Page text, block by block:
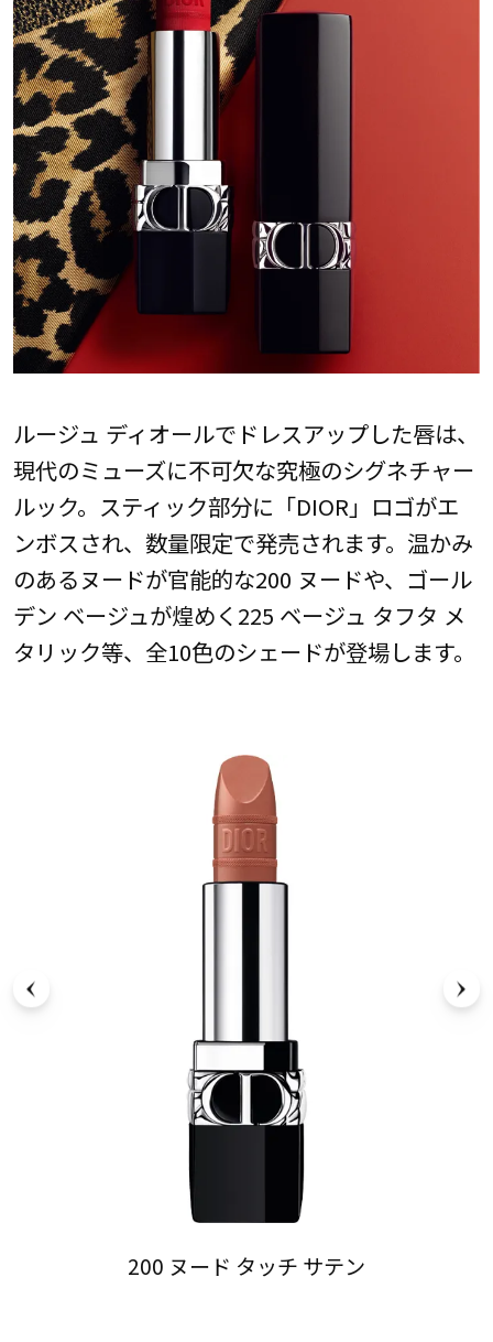
ルージュ ディオールでドレスアップした唇は、
現代のミューズに不可欠な究極のシグネチャー
ルック。スティック部分に「DIOR」ロゴがエ
ンボスされ、数量限定で発売されます。温かみ
のあるヌードが官能的な200 ヌードや、ゴール
デン ベージュが煌めく225 ベージュ タフタ メ
タリック等、全10色のシェードが登場します。
200 ヌード タッチ サテン